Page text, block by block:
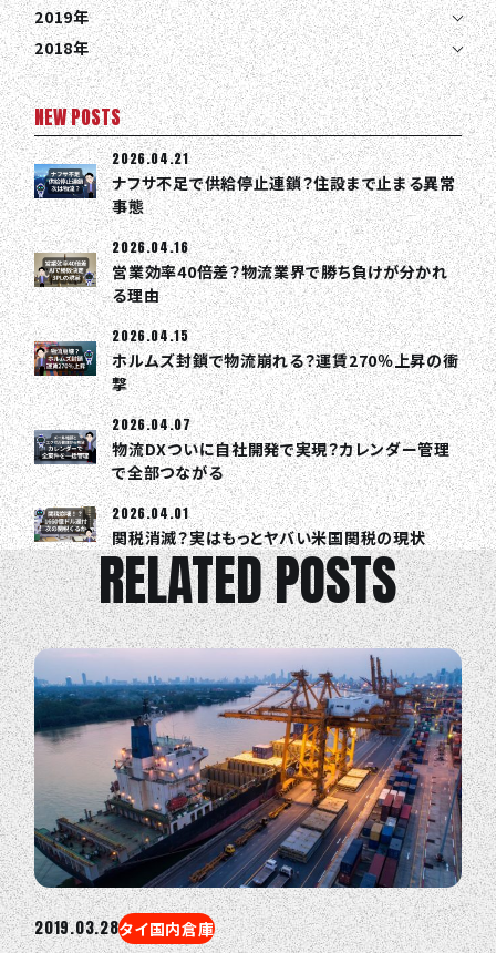
2019年
2018年
NEW POSTS
2026.04.21
ナフサ不足で供給停止連鎖？住設まで止まる異常
事態
2026.04.16
営業効率40倍差？物流業界で勝ち負けが分かれ
る理由
2026.04.15
ホルムズ封鎖で物流崩れる？運賃270％上昇の衝
撃
2026.04.07
物流DXついに自社開発で実現？カレンダー管理
で全部つながる
2026.04.01
関税消滅？実はもっとヤバい米国関税の現状
RELATED POSTS
2019.03.28タイ国内倉庫